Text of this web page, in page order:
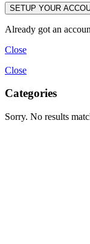
SETUP YOUR
Already got an
Close
Close
Categories
Sorry. No results